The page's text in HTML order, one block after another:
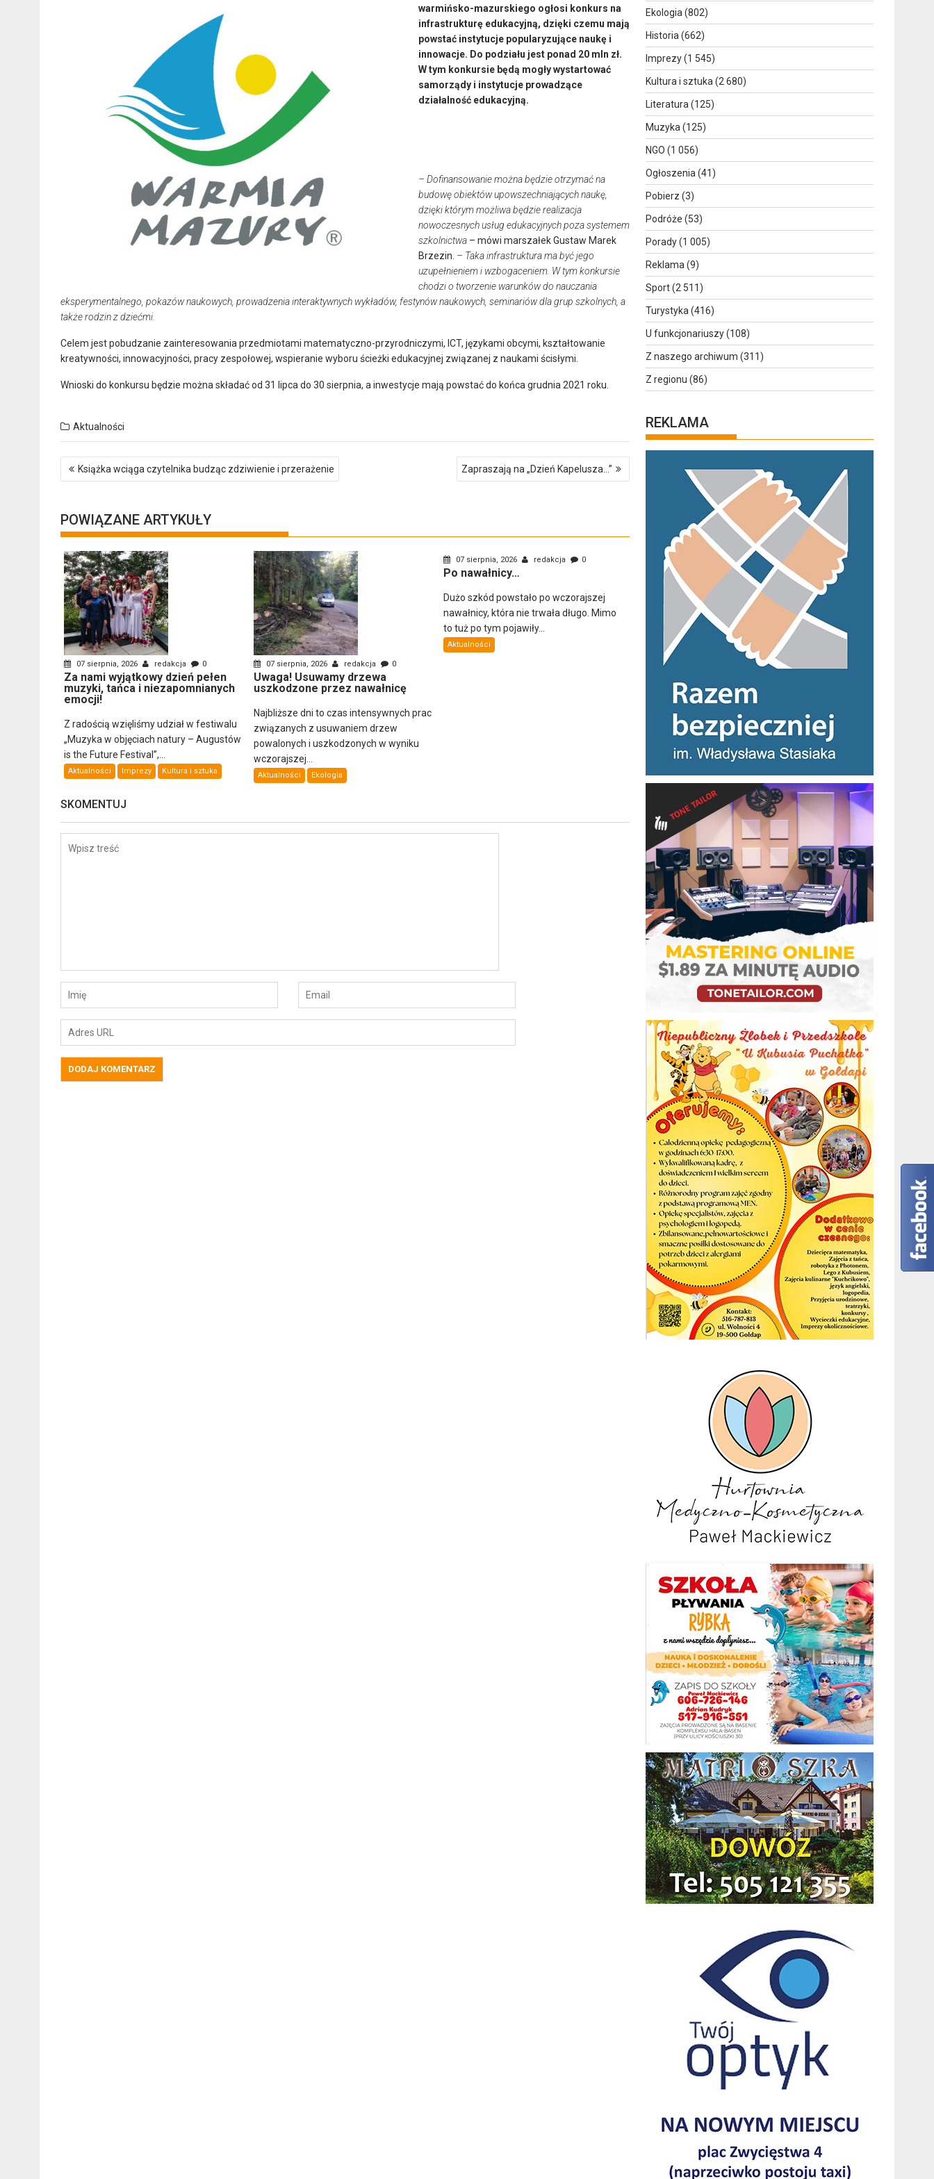
warmińsko-mazurskiego ogłosi konkurs na
infrastrukturę edukacyjną, dzięki czemu mają
powstać instytucje popularyzujące naukę i
innowacje. Do podziału jest ponad 20 mln zł.
W tym konkursie będą mogły wystartować
samorządy i instytucje prowadzące
działalność edukacyjną.
– Dofinansowanie można będzie otrzymać na
budowę obiektów upowszechniających naukę,
dzięki którym możliwa będzie realizacja
nowoczesnych usług edukacyjnych poza systemem
szkolnictwa – mówi marszałek Gustaw Marek
Brzezin. – Taka infrastruktura ma być jego
uzupełnieniem i wzbogaceniem. W tym konkursie
chodzi o tworzenie warunków do nauczania
eksperymentalnego, pokazów naukowych, prowadzenia interaktywnych wykładów, festynów naukowych, seminariów dla grup szkolnych, a
także rodzin z dziećmi.
Celem jest pobudzanie zainteresowania przedmiotami matematyczno-przyrodniczymi, ICT, językami obcymi, kształtowanie
kreatywności, innowacyjności, pracy zespołowej, wspieranie wyboru ścieżki edukacyjnej związanej z naukami ścisłymi.
Wnioski do konkursu będzie można składać od 31 lipca do 30 sierpnia, a inwestycje mają powstać do końca grudnia 2021 roku.
Aktualności
Nawigacja
wpisu
Książka wciąga czytelnika budząc zdziwienie i przerażenie Zapraszają na „Dzień Kapelusza…”
POWIĄZANE ARTYKUŁY
07 sierpnia, 2026 redakcja 0
Za nami wyjątkowy dzień pełen
muzyki, tańca i niezapomnianych
emocji!
Z radością wzięliśmy udział w festiwalu
„Muzyka w objęciach natury – Augustów
is the Future Festival”,...
Aktualności Imprezy Kultura i sztuka
07 sierpnia, 2026 redakcja 0
Uwaga! Usuwamy drzewa
uszkodzone przez nawałnicę
Najbliższe dni to czas intensywnych prac
związanych z usuwaniem drzew
powalonych i uszkodzonych w wyniku
wczorajszej...
Aktualności Ekologia
07 sierpnia, 2026 redakcja 0
Po nawałnicy…
Dużo szkód powstało po wczorajszej
nawałnicy, która nie trwała długo. Mimo
to tuż po tym pojawiły...
Aktualności
SKOMENTUJ
Ekologia (802)
Historia (662)
Imprezy(1 545)
Kultura i sztuka (2 680)
Literatura (125)
Muzyka (125)
NGO (1 056)
Ogłoszenia (41)
Pobierz (3)
Podróże (53)
Porady(1 005)
Reklama (9)
Sport(2 511)
Turystyka (416)
U funkcjonariuszy(108)
Z naszego archiwum (311)
Z regionu (86)
REKLAMA